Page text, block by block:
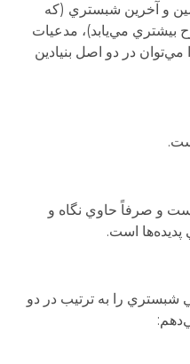
و آخرين شبستري (كه
بيشتري مي‌يابد)، مدعيات
در دو اصل بنيادين
است و صرفاً حاوي نگاه و
است.
را به ترتيب در دو